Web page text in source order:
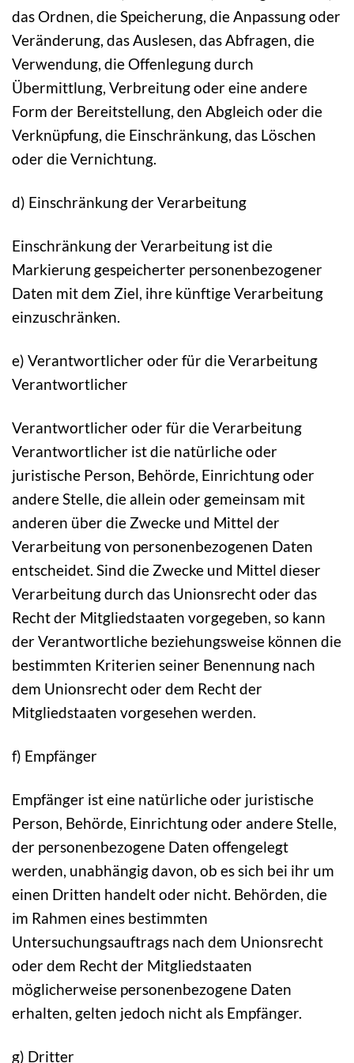
das Ordnen, die Speicherung, die Anpassung oder
Veränderung, das Auslesen, das Abfragen, die
Verwendung, die Offenlegung durch
Übermittlung, Verbreitung oder eine andere
Form der Bereitstellung, den Abgleich oder die
Verknüpfung, die Einschränkung, das Löschen
oder die Vernichtung.
d) Einschränkung der Verarbeitung
Einschränkung der Verarbeitung ist die
Markierung gespeicherter personenbezogener
Daten mit dem Ziel, ihre künftige Verarbeitung
einzuschränken.
e) Verantwortlicher oder für die Verarbeitung
Verantwortlicher
Verantwortlicher oder für die Verarbeitung
Verantwortlicher ist die natürliche oder
juristische Person, Behörde, Einrichtung oder
andere Stelle, die allein oder gemeinsam mit
anderen über die Zwecke und Mittel der
Verarbeitung von personenbezogenen Daten
entscheidet. Sind die Zwecke und Mittel dieser
Verarbeitung durch das Unionsrecht oder das
Recht der Mitgliedstaaten vorgegeben, so kann
der Verantwortliche beziehungsweise können die
bestimmten Kriterien seiner Benennung nach
dem Unionsrecht oder dem Recht der
Mitgliedstaaten vorgesehen werden.
f) Empfänger
Empfänger ist eine natürliche oder juristische
Person, Behörde, Einrichtung oder andere Stelle,
der personenbezogene Daten offengelegt
werden, unabhängig davon, ob es sich bei ihr um
einen Dritten handelt oder nicht. Behörden, die
im Rahmen eines bestimmten
Untersuchungsauftrags nach dem Unionsrecht
oder dem Recht der Mitgliedstaaten
möglicherweise personenbezogene Daten
erhalten, gelten jedoch nicht als Empfänger.
g) Dritter